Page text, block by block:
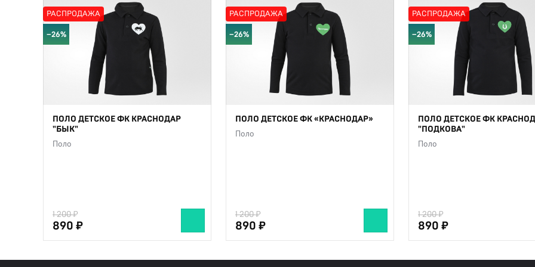
РАСПРОДАЖА
−26%
ПОЛО ДЕТСКОЕ ФК КРАСНОДАР
"БЫК"
Поло
1 200
890
РАСПРОДАЖА
−26%
ПОЛО ДЕТСКОЕ ФК «КРАСНОДАР»
Поло
1 200
890
РАСПРОДАЖА
−26%
ПОЛО ДЕТСКОЕ ФК
"ПОДКОВА"
Поло
1 200
890